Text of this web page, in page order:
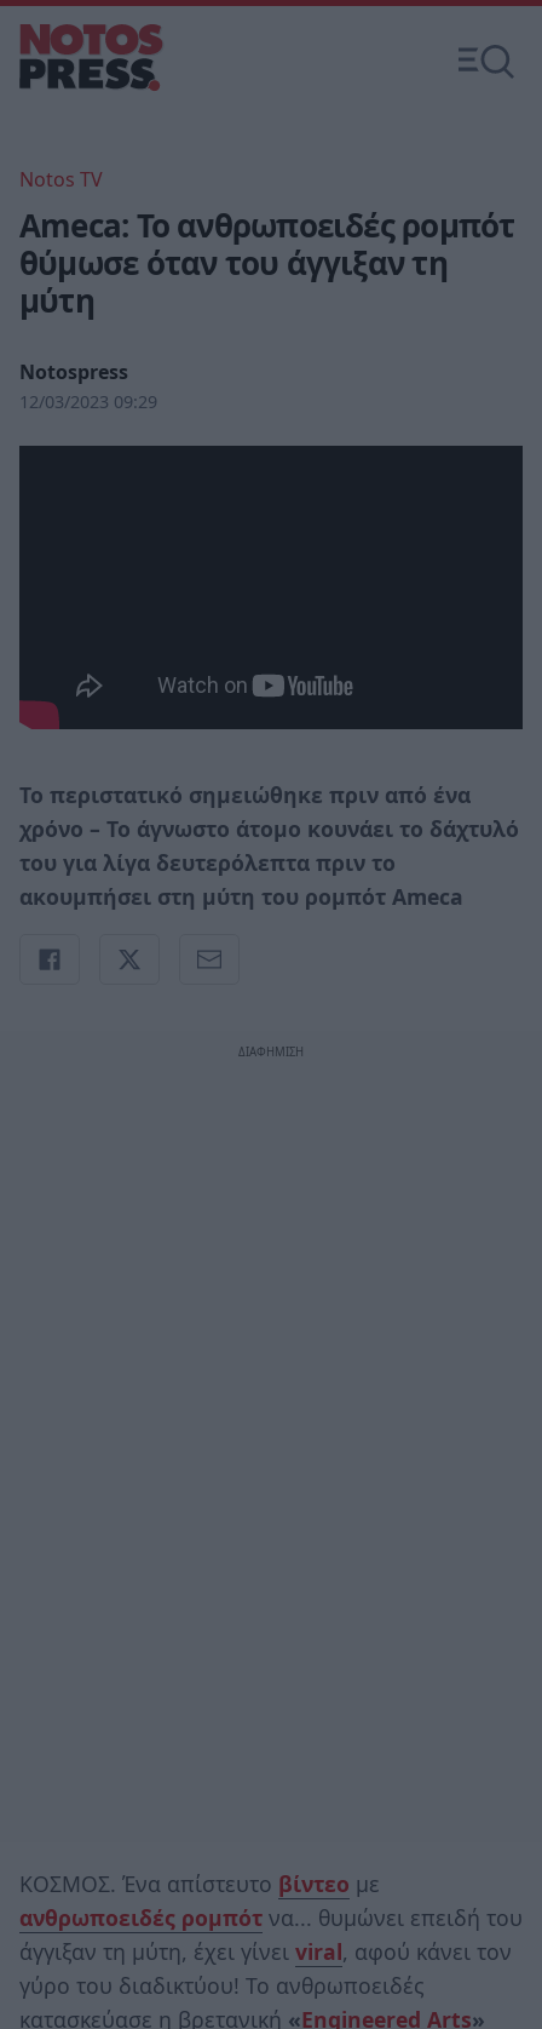
Notos TV
Ameca: Το ανθρωποειδές ρομπότ
θύμωσε όταν του άγγιξαν τη
μύτη
Notospress
12/03/2023 09:29
Το περιστατικό σημειώθηκε πριν από ένα
χρόνο – Το άγνωστο άτομο κουνάει το δάχτυλό
του για λίγα δευτερόλεπτα πριν το
ακουμπήσει στη μύτη του ρομπότ Ameca
ΚΟΣΜΟΣ. Ένα απίστευτο βίντεο με
ανθρωποειδές ρομπότ να... θυμώνει επειδή του
άγγιξαν τη μύτη, έχει γίνει viral, αφού κάνει τον
γύρο του διαδικτύου! Το ανθρωποειδές
κατασκεύασε η βρετανική «Engineered Arts»